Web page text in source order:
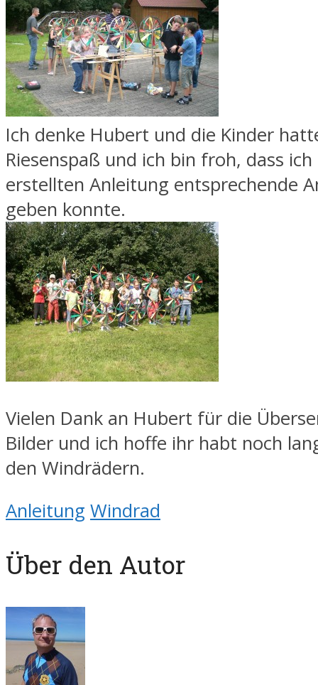
Ich denke Hubert und die Kinder
Riesenspaß und ich bin froh, dass
erstellten Anleitung entsprechende
geben konnte.
Vielen Dank an Hubert für die
Bilder und ich hoffe ihr habt noch
den Windrädern.
Anleitung Windrad
Über den Autor